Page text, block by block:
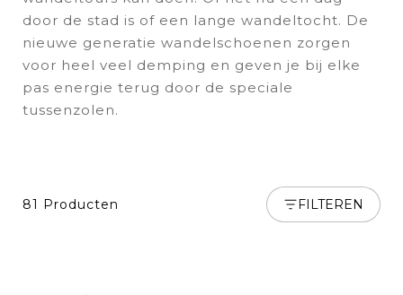
door de stad is of een lange wandeltocht. De
nieuwe generatie wandelschoenen zorgen
voor heel veel demping en geven je bij elke
pas energie terug door de speciale
tussenzolen.
81 Producten FILTEREN